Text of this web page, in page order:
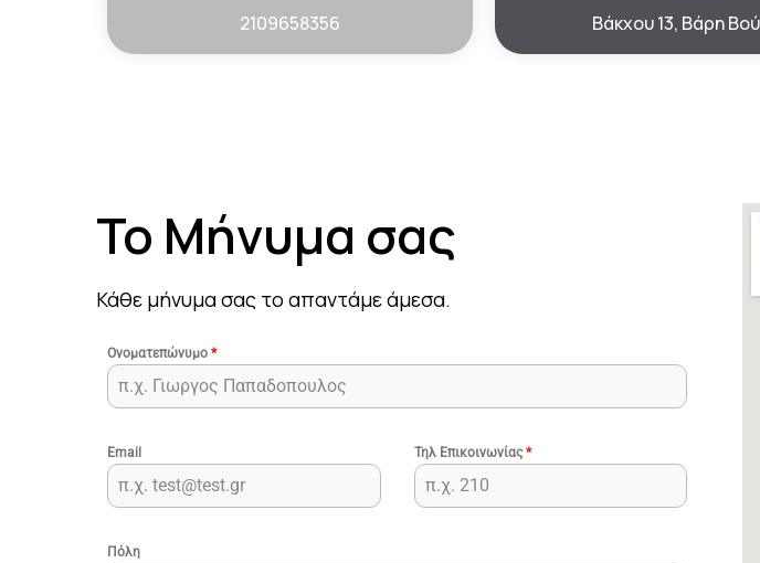
2109658356 Βάκχου 13, Βάρη
Το Μήνυμα σας
Κάθε μήνυμα σας το απαντάμε άμεσα.
Ονοματεπώνυμο *
Email Τηλ Επικοινωνίας*
Πόλη